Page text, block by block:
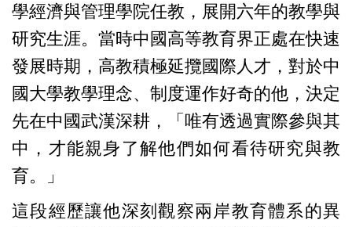
學經濟與管理學院任教，展開六年的教學與
研究生涯。當時中國高等教育界正處在快速
發展時期，高教積極延攬國際人才，對於中
國大學教學理念、制度運作好奇的他，決定
先在中國武漢深耕，「唯有透過實際參與其
中，才能親身了解他們如何看待研究與教
育。」
這段經歷讓他深刻觀察兩岸教育體系的異